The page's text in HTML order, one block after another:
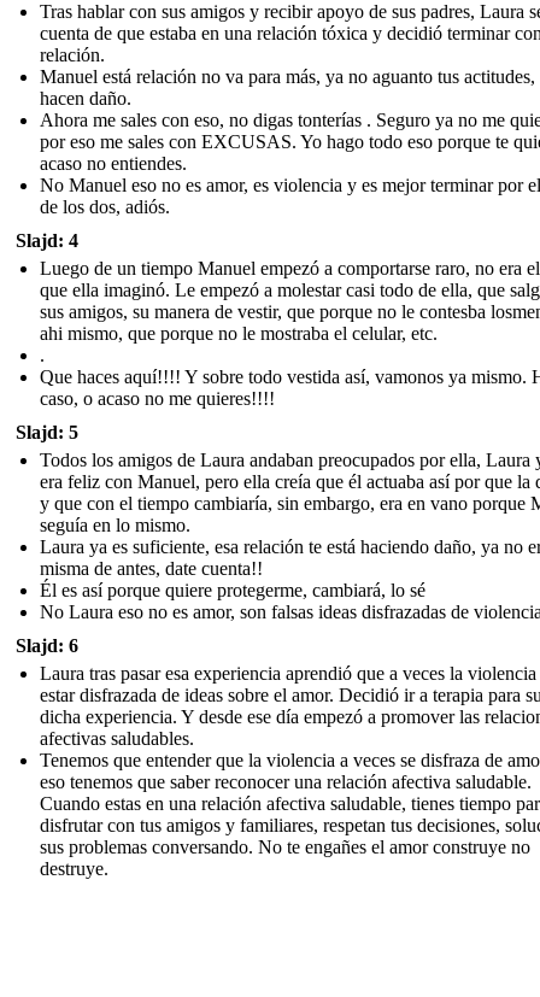
Tras hablar con sus amigos y recibir apoyo de sus padres, Laura
cuenta de que estaba en una relación tóxica y decidió terminar
relación.
Manuel está relación no va para más, ya no aguanto tus actitudes,
hacen daño.
Ahora me sales con eso, no digas tonterías . Seguro ya no me
por eso me sales con EXCUSAS. Yo hago todo eso porque te
acaso no entiendes.
No Manuel eso no es amor, es violencia y es mejor terminar por
de los dos, adiós.
Slajd: 4
Luego de un tiempo Manuel empezó a comportarse raro, no era
que ella imaginó. Le empezó a molestar casi todo de ella, que
sus amigos, su manera de vestir, que porque no le contesba
ahi mismo, que porque no le mostraba el celular, etc.
.
Que haces aquí!!!! Y sobre todo vestida así, vamonos ya mismo.
caso, o acaso no me quieres!!!!
Slajd: 5
Todos los amigos de Laura andaban preocupados por ella, Laura
era feliz con Manuel, pero ella creía que él actuaba así por que la
y que con el tiempo cambiaría, sin embargo, era en vano porque
seguía en lo mismo.
Laura ya es suficiente, esa relación te está haciendo daño, ya no
misma de antes, date cuenta!!
Él es así porque quiere protegerme, cambiará, lo sé
No Laura eso no es amor, son falsas ideas disfrazadas de
Slajd: 6
Laura tras pasar esa experiencia aprendió que a veces la violencia
estar disfrazada de ideas sobre el amor. Decidió ir a terapia para
dicha experiencia. Y desde ese día empezó a promover las
afectivas saludables.
Tenemos que entender que la violencia a veces se disfraza de
eso tenemos que saber reconocer una relación afectiva saludable.
Cuando estas en una relación afectiva saludable, tienes tiempo
disfrutar con tus amigos y familiares, respetan tus decisiones,
sus problemas conversando. No te engañes el amor construye no
destruye.